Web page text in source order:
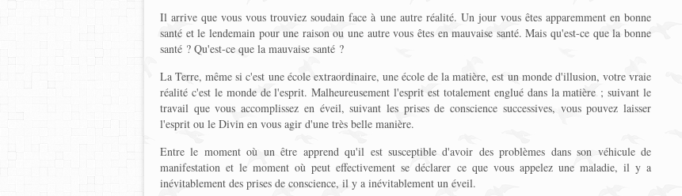
Il arrive que vous vous trouviez soudain face à une autre réalité. Un jour vous êtes apparemment en bonne
santé et le lendemain pour une raison ou une autre vous êtes en mauvaise santé. Mais qu'est-ce que la bonne
santé ? Qu'est-ce que la mauvaise santé ?
La Terre, même si c'est une école extraordinaire, une école de la matière, est un monde d'illusion, votre vraie
réalité c'est le monde de l'esprit. Malheureusement l'esprit est totalement englué dans la matière ; suivant le
travail que vous accomplissez en éveil, suivant les prises de conscience successives, vous pouvez laisser
l'esprit ou le Divin en vous agir d'une très belle manière.
Entre le moment où un être apprend qu'il est susceptible d'avoir des problèmes dans son véhicule de
manifestation et le moment où peut effectivement se déclarer ce que vous appelez une maladie, il y a
inévitablement des prises de conscience, il y a inévitablement un éveil.